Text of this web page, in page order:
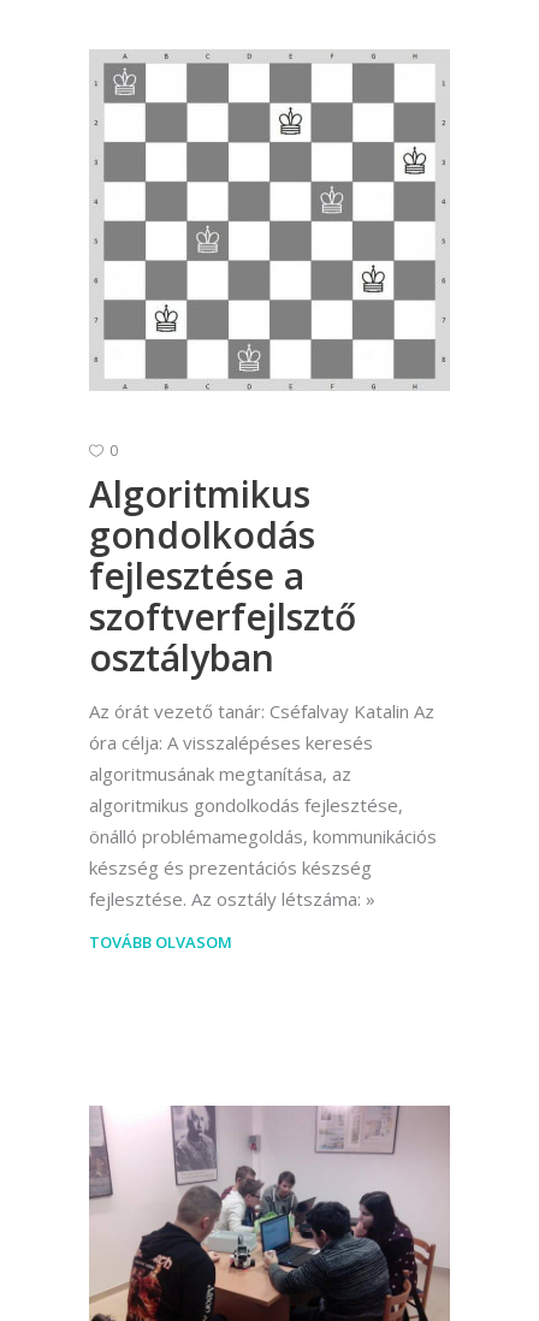
0
Algoritmikus
gondolkodás
fejlesztése a
szoftverfejlsztő
osztályban
Az órát vezető tanár: Cséfalvay Katalin Az
óra célja: A visszalépéses keresés
algoritmusának megtanítása, az
algoritmikus gondolkodás fejlesztése,
önálló problémamegoldás, kommunikációs
készség és prezentációs készség
fejlesztése. Az osztály létszáma:
TOVÁBB OLVASOM